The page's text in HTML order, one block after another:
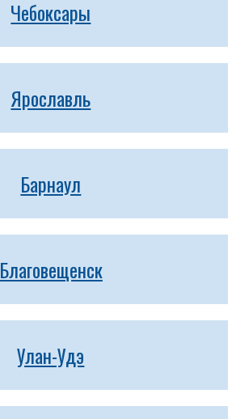
Чебоксары
Ярославль
Барнаул
Благовещенск
Улан-Удэ